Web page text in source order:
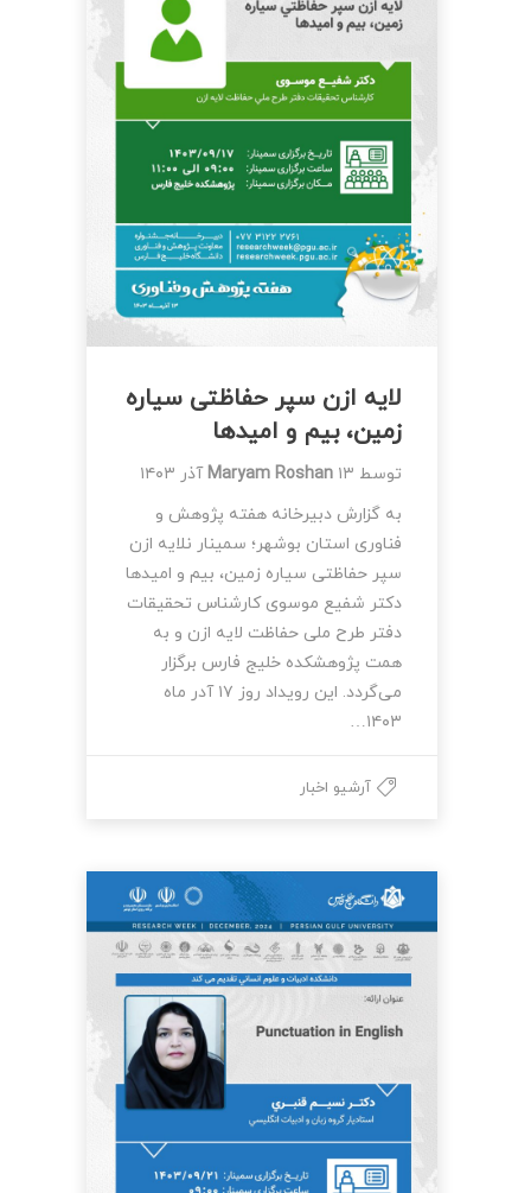
لایه ازن سپر حفاظتی سیاره
زمین، بیم و امیدها
توسط Maryam Roshan ۱۳ آذر ۱۴۰۳
به گزارش دبیرخانه هفته پژوهش و
فناوری استان بوشهر؛ سمینار نلایه ازن
سپر حفاظتی سیاره زمین، بیم و امیدها
دکتر شفیع موسوی کارشناس تحقیقات
دفتر طرح ملی حفاظت لایه ازن و به
همت پژوهشکده خلیج فارس برگزار
می‌گردد. این رویداد روز ۱۷ آدر ماه
۱۴۰۳…
آرشیو اخبار